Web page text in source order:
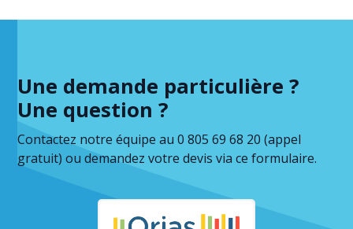
Une demande particulière ?
Une question ?
Contactez notre équipe au 0 805 69 68 20 (appel
gratuit) ou demandez votre devis via ce formulaire.